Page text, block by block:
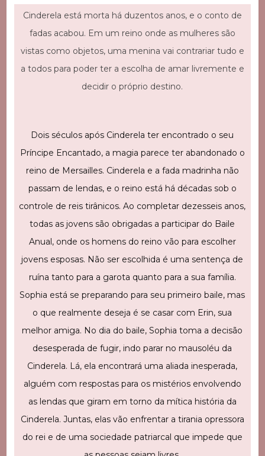
Cinderela está morta há duzentos anos, e o conto de
fadas acabou. Em um reino onde as mulheres são
vistas como objetos, uma menina vai contrariar tudo e
a todos para poder ter a escolha de amar livremente e
decidir o próprio destino.
Dois séculos após Cinderela ter encontrado o seu
Príncipe Encantado, a magia parece ter abandonado o
reino de Mersailles. Cinderela e a fada madrinha não
passam de lendas, e o reino está há décadas sob o
controle de reis tirânicos. Ao completar dezesseis anos,
todas as jovens são obrigadas a participar do Baile
Anual, onde os homens do reino vão para escolher
jovens esposas. Não ser escolhida é uma sentença de
ruína tanto para a garota quanto para a sua família.
Sophia está se preparando para seu primeiro baile, mas
o que realmente deseja é se casar com Erin, sua
melhor amiga. No dia do baile, Sophia toma a decisão
desesperada de fugir, indo parar no mausoléu da
Cinderela. Lá, ela encontrará uma aliada inesperada,
alguém com respostas para os mistérios envolvendo
as lendas que giram em torno da mítica história da
Cinderela. Juntas, elas vão enfrentar a tirania opressora
do rei e de uma sociedade patriarcal que impede que